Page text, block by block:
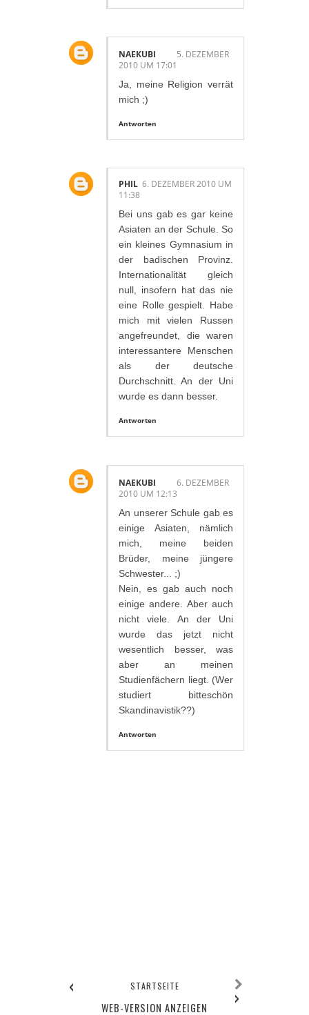
NAEKUBI
5. DEZEMBER
2010 UM 17:01
Ja, meine Religion verrät
mich ;)
Antworten
PHIL 6. DEZEMBER 2010 UM
11:38
Bei uns gab es gar keine
Asiaten an der Schule. So
ein kleines Gymnasium in
der badischen Provinz.
Internationalität gleich
null, insofern hat das nie
eine Rolle gespielt. Habe
mich mit vielen Russen
angefreundet, die waren
interessantere Menschen
als der deutsche
Durchschnitt. An der Uni
wurde es dann besser.
Antworten
NAEKUBI
6. DEZEMBER
2010 UM 12:13
An unserer Schule gab es
einige Asiaten, nämlich
mich, meine beiden
Brüder, meine jüngere
Schwester... ;)
Nein, es gab auch noch
einige andere. Aber auch
nicht viele. An der Uni
wurde das jetzt nicht
wesentlich besser, was
aber an meinen
Studienfächern liegt. (Wer
studiert bitteschön
Skandinavistik??)
Antworten
‹ ›
STARTSEITE
WEB-VERSION ANZEIGEN